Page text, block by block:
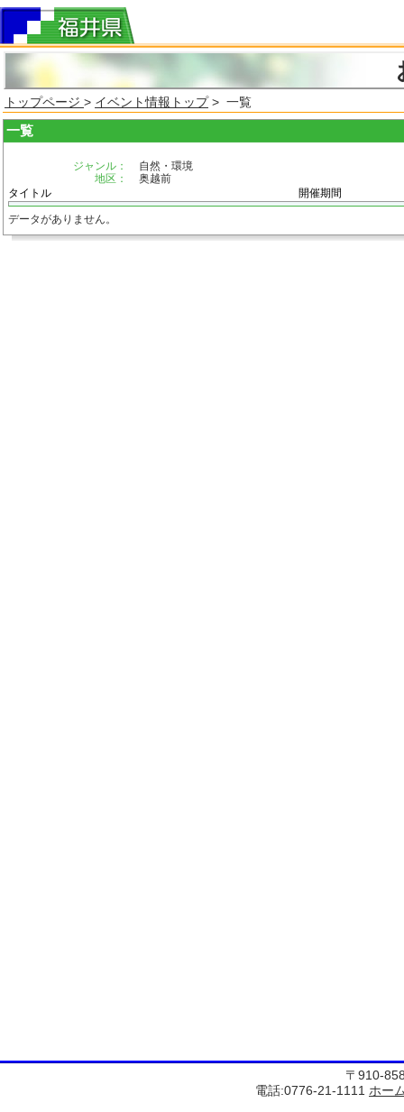
トップページ > イベント情報トップ> 一覧
一覧
ジャンル：
自然・環境
地区：
奥越前
タイトル
開催期間
データがありません。
〒910-
電話:0776-21-1111 ホー